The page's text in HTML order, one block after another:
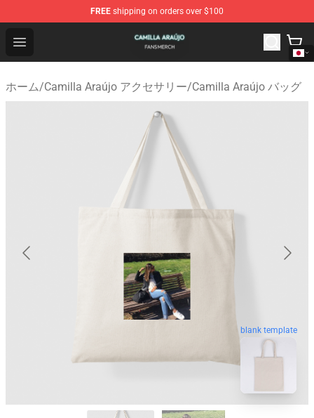
FREE shipping on orders over $100
Open menu
Camilla Araújo Shop - Official Camilla Araújo
ホーム/Camilla Araújo アクセサリー/Camilla Araújo バッグ
blank template